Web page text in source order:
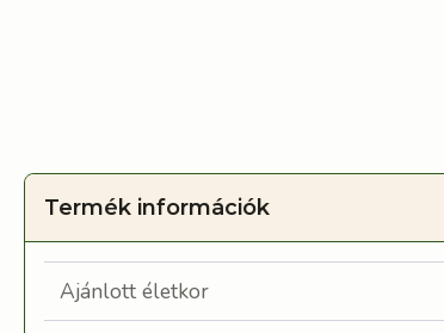
Termék információk
Ajánlott életkor